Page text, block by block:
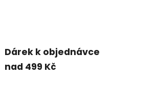
Dárek k objednávce
nad 499 Kč